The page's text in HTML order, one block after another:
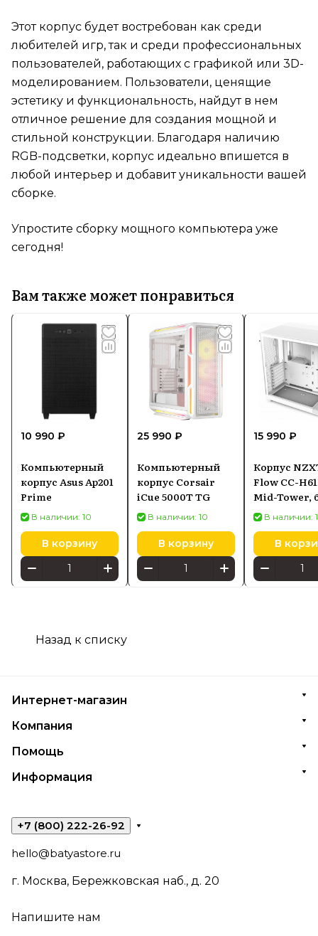
Этот корпус будет востребован как среди
любителей игр, так и среди профессиональных
пользователей, работающих с графикой или 3D-
моделированием. Пользователи, ценящие
эстетику и функциональность, найдут в нем
отличное решение для создания мощной и
стильной конструкции. Благодаря наличию
RGB-подсветки, корпус идеально впишется в
любой интерьер и добавит уникальности вашей
сборке.
Упростите сборку мощного компьютера уже
сегодня!
Вам также может понравиться
10 990 ₽
Компьютерный
корпус Asus Ap201
Prime
В наличии: 10
В корзину
25 990 ₽
Компьютерный
корпус Corsair
iCue 5000T TG
В наличии: 10
В корзину
15 990 ₽
Корпус
Flow CC-
Mid-Tower,
В наличии:
В
Назад к списку
Интернет-магазин
Компания
Помощь
Информация
+7 (800) 222-26-92
hello@batyastore.ru
г. Москва, Бережковская наб., д. 20
Напишите нам